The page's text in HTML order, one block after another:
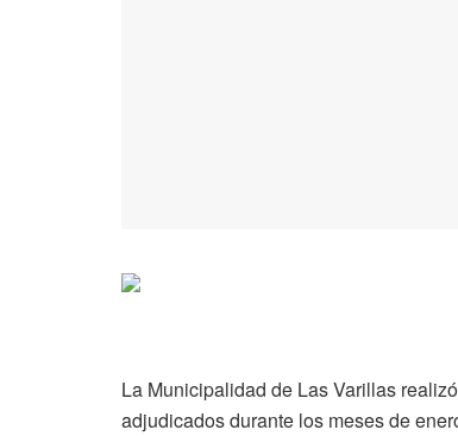
La Municipalidad de Las Varillas
adjudicados durante los meses de